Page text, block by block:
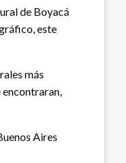
de Boyacá
este
más
Aires